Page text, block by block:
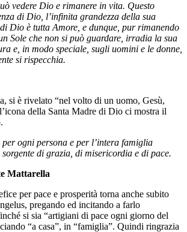
vedere Dio e rimanere in vita. Questo
di Dio, l’infinita grandezza della sua
Dio è tutta Amore, e dunque, pur rimanendo
Sole che non si può guardare, irradia la sua
e, in modo speciale, sugli uomini e le donne,
si rispecchia.
si è rivelato “nel volto di un uomo, Gesù,
della Santa Madre di Dio ci mostra il
ogni persona e per l’intera famiglia
di grazia, di misericordia e di pace.
Mattarella
per pace e prosperità torna anche subito
pregando ed incitando a farlo
si sia “artigiani di pace ogni giorno del
“a casa”, in “famiglia”. Quindi ringrazia